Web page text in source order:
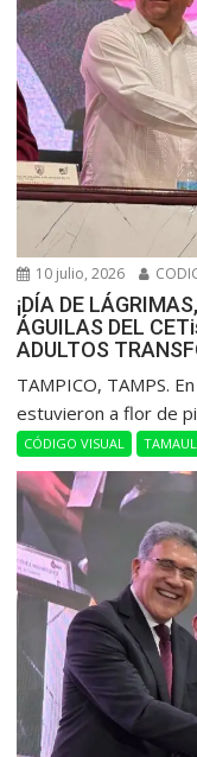
10 julio, 2026
¡DÍA DE
ÁGUILAS DEL
ADULTOS
​TAMPICO, TAMPS.
estuvieron a flor de
CÓDIGO VISUAL